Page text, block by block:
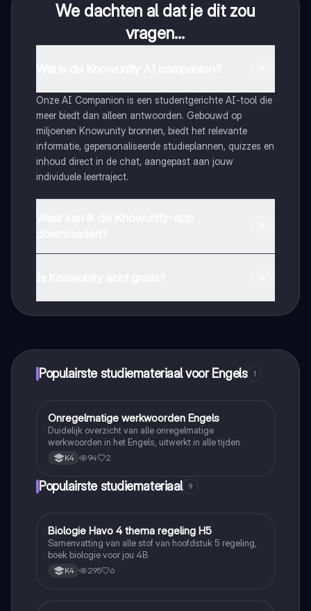
We dachten al dat je dit zou
vragen...
Onze AI Companion is een studentgerichte AI-tool die
meer biedt dan alleen antwoorden. Gebouwd op
miljoenen Knowunity bronnen, biedt het relevante
informatie, gepersonaliseerde studieplannen, quizzes en
inhoud direct in de chat, aangepast aan jouw
individuele leertraject.
Populairste studiemateriaal voor Engels 1
Engels
Onregelmatige werkwoorden Engels
Duidelijk overzicht van alle onregelmatige
werkwoorden in het Engels, uitwerkt in alle tijden
K4 94 2
Populairste studiemateriaal 9
Biologie
Biologie Havo 4 thema regeling H5
Samenvatting van alle stof van hoofdstuk 5 regeling,
boek biologie voor jou 4B
K4 295 6